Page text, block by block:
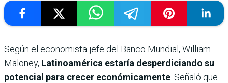
Según el economista jefe del Banco Mundial, William
Maloney, Latinoamérica estaría desperdiciando su
potencial para crecer económicamente . Señaló que